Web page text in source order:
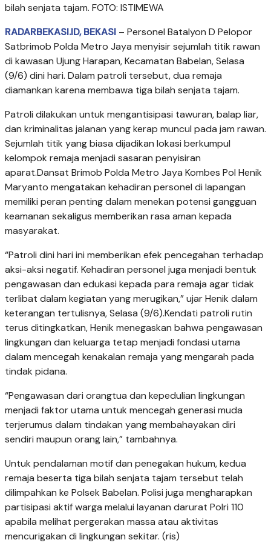
bilah senjata tajam. FOTO: ISTIMEWA
RADARBEKASI.ID, BEKASI – Personel Batalyon D Pelopor
Satbrimob Polda Metro Jaya menyisir sejumlah titik rawan
di kawasan Ujung Harapan, Kecamatan Babelan, Selasa
(9/6) dini hari. Dalam patroli tersebut, dua remaja
diamankan karena membawa tiga bilah senjata tajam.
Patroli dilakukan untuk mengantisipasi tawuran, balap liar,
dan kriminalitas jalanan yang kerap muncul pada jam rawan.
Sejumlah titik yang biasa dijadikan lokasi berkumpul
kelompok remaja menjadi sasaran penyisiran
aparat.Dansat Brimob Polda Metro Jaya Kombes Pol Henik
Maryanto mengatakan kehadiran personel di lapangan
memiliki peran penting dalam menekan potensi gangguan
keamanan sekaligus memberikan rasa aman kepada
masyarakat.
“Patroli dini hari ini memberikan efek pencegahan terhadap
aksi-aksi negatif. Kehadiran personel juga menjadi bentuk
pengawasan dan edukasi kepada para remaja agar tidak
terlibat dalam kegiatan yang merugikan,” ujar Henik dalam
keterangan tertulisnya, Selasa (9/6).Kendati patroli rutin
terus ditingkatkan, Henik menegaskan bahwa pengawasan
lingkungan dan keluarga tetap menjadi fondasi utama
dalam mencegah kenakalan remaja yang mengarah pada
tindak pidana.
“Pengawasan dari orangtua dan kepedulian lingkungan
menjadi faktor utama untuk mencegah generasi muda
terjerumus dalam tindakan yang membahayakan diri
sendiri maupun orang lain,” tambahnya.
Untuk pendalaman motif dan penegakan hukum, kedua
remaja beserta tiga bilah senjata tajam tersebut telah
dilimpahkan ke Polsek Babelan. Polisi juga mengharapkan
partisipasi aktif warga melalui layanan darurat Polri 110
apabila melihat pergerakan massa atau aktivitas
mencurigakan di lingkungan sekitar. (ris)